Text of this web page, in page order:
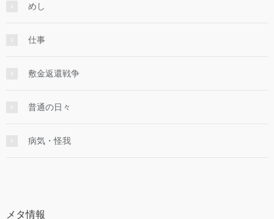
めし
仕事
敷金返還戦争
普通の日々
病気・怪我
メタ情報